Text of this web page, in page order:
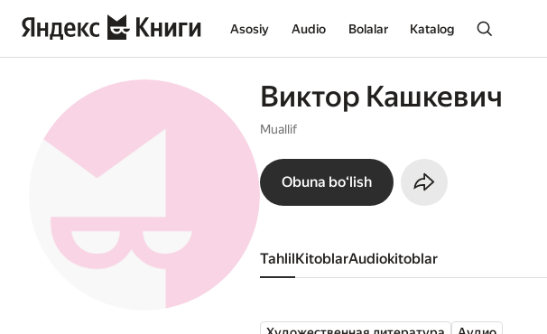
Asosiy Audio Bolalar Katalog
Виктор Кашкевич
Muallif
Obuna boʻlish
Tahlil kitoblar audiokitoblar